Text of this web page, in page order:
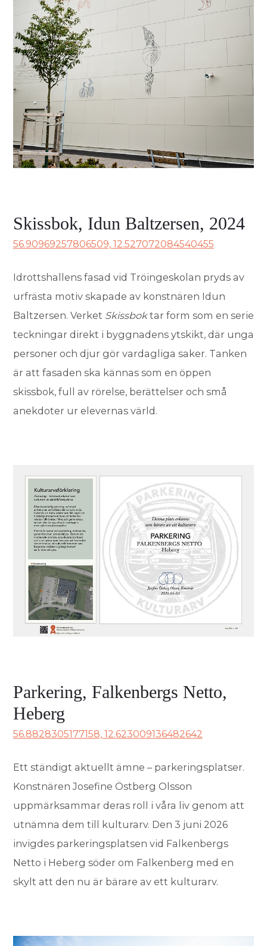
Skissbok, Idun Baltzersen, 2024
56.90969257806509, 12.527072084540455
Idrottshallens fasad vid Tröingeskolan pryds av
urfrästa motiv skapade av konstnären Idun
Baltzersen. Verket Skissboktar form som en serie
teckningar direkt i byggnadens ytskikt, där unga
personer och djur gör vardagliga saker. Tanken
är att fasaden ska kännas som en öppen
skissbok, full av rörelse, berättelser och små
anekdoter ur elevernas värld.
Parkering, Falkenbergs Netto,
Heberg
56.8828305177158, 12.623009136482642
Ett ständigt aktuellt ämne – parkeringsplatser.
Konstnären Josefine Östberg Olsson
uppmärksammar deras roll i våra liv genom att
utnämna dem till kulturarv. Den 3 juni 2026
invigdes parkeringsplatsen vid Falkenbergs
Netto i Heberg söder om Falkenberg med en
skylt att den nu är bärare av ett kulturarv.